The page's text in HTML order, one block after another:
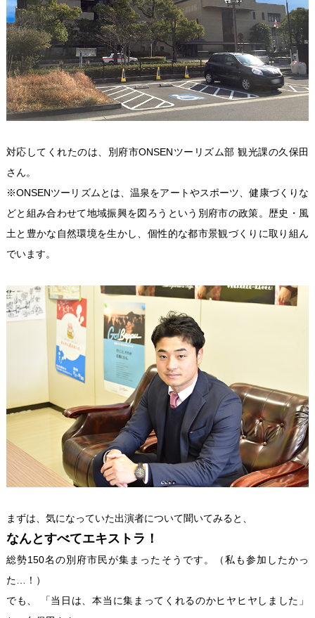
対応してくれたのは、別府市ONSENツーリズム部 観光課の久保田
さん。
※ONSENツーリズムとは、温泉をアートやスポーツ、健康づくりな
どと組み合わせて地域振興を図ろうという別府市の政策。歴史・風
土と豊かな自然環境を生かし、個性的な都市景観づくりに取り組ん
でいます。
まずは、気になっていた出演者について聞いてみると、
なんとすべてエキストラ！
総勢150名の別府市民が集まったそうです。（私も参加したかっ
た…！）
でも、 「当日は、本当に集まってくれるのかヒヤヒヤしました」